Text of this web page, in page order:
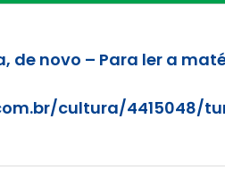
de novo – Para ler a
cultura/4415048/